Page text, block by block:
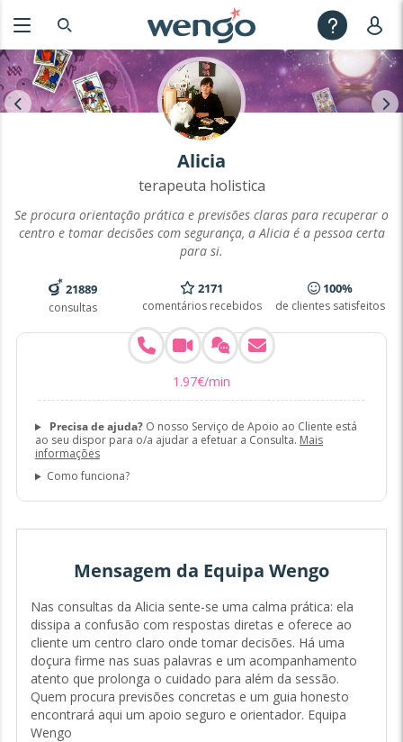
Alicia
terapeuta holistica
Se procura orientação prática e previsões claras para recuperar o
centro e tomar decisões com segurança, a Alicia é a pessoa certa
para si.
21889
consultas
2171
comentários recebidos
100%
de clientes satisfeitos
1 .97€/min
Precisa de ajuda?O nosso Serviço de Apoio ao Cliente está
ao seu dispor para o/a ajudar a efetuar a Consulta. Mais
informações
Como funciona?
Mensagem da Equipa Wengo
Nas consultas da Alicia sente-se uma calma prática: ela
dissipa a confusão com respostas diretas e oferece ao
cliente um centro claro onde tomar decisões. Há uma
doçura firme nas suas palavras e um acompanhamento
atento que prolonga o cuidado para além da sessão.
Quem procura previsões concretas e um guia honesto
encontrará aqui um apoio seguro e orientador. Equipa
Wengo